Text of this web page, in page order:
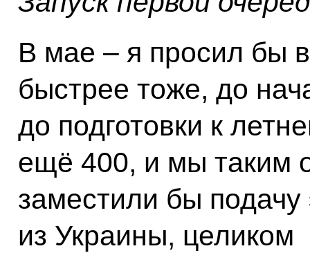
В мае – я просил бы
быстрее тоже, до
до подготовки к
ещё 400, и мы таким
заместили бы подачу
из Украины, целиком